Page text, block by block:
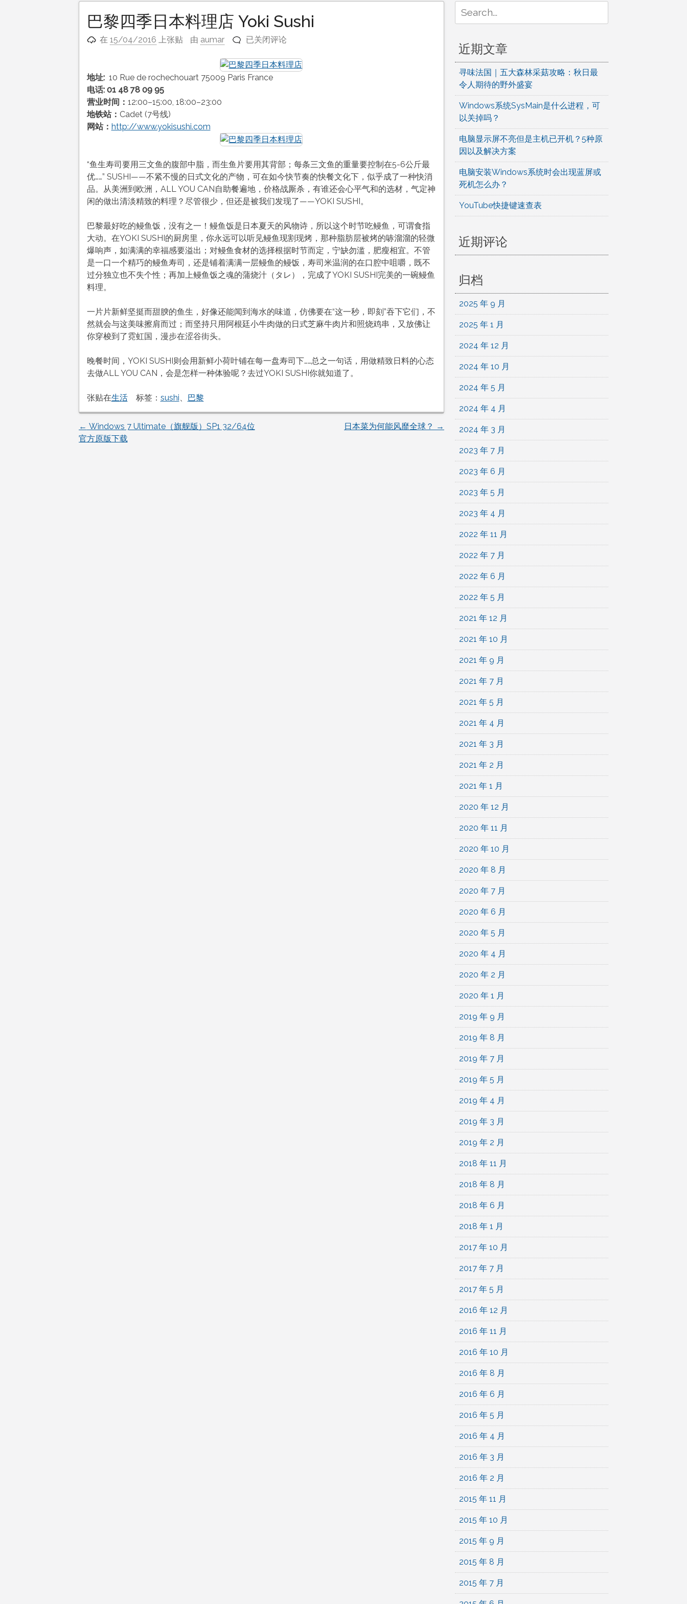
巴黎四季日本料理店 Yoki Sushi
在15/04/2016 上张贴 由 aumar
巴
四
季
店
Yoki
Sushi
已关闭评论
地址:10 Rue de rochechouart 75009 Paris France
电话: 01 48 78 09 95
营业时间： 12:00–15:00, 18:00–23:00
地铁站： Cadet (7号线)
网站： http://www.yokisushi.com
“鱼生寿司要用三文鱼的腹部中脂，而生鱼片要用其背部；每条三文鱼的重量要控制在5-6公斤最
优……” SUSHI——不紧不慢的日式文化的产物，可在如今快节奏的快餐文化下，似乎成了一种快消
品。从美洲到欧洲，ALL YOU CAN自助餐遍地，价格战厮杀，有谁还会心平气和的选材，气定神
闲的做出清淡精致的料理？尽管很少，但还是被我们发现了——YOKI SUSHI。
巴黎最好吃的鳗鱼饭，没有之一！鳗鱼饭是日本夏天的风物诗，所以这个时节吃鳗鱼，可谓食指
大动。在YOKI SUSHI的厨房里，你永远可以听见鳗鱼现割现烤，那种脂肪层被烤的哧溜溜的轻微
爆响声，如满满的幸福感要溢出；对鳗鱼食材的选择根据时节而定，宁缺勿滥，肥瘦相宜。不管
是一口一个精巧的鳗鱼寿司，还是铺着满满一层鳗鱼的鳗饭，寿司米温润的在口腔中咀嚼，既不
过分独立也不失个性；再加上鳗鱼饭之魂的蒲烧汁（タレ），完成了YOKI SUSHI完美的一碗鳗鱼
料理。
一片片新鲜坚挺而甜腴的鱼生，好像还能闻到海水的味道，仿佛要在“这一秒，即刻”吞下它们，不
然就会与这美味擦肩而过；而坚持只用阿根廷小牛肉做的日式芝麻牛肉片和照烧鸡串，又放佛让
你穿梭到了霓虹国，漫步在涩谷街头。
晚餐时间，YOKI SUSHI则会用新鲜小荷叶铺在每一盘寿司下……总之一句话，用做精致日料的心态
去做ALL YOU CAN，会是怎样一种体验呢？去过YOKI SUSHI你就知道了。
张贴在生活 标签： sushi 巴黎
文
← Windows 7 Ultimate（旗舰版）SP1 32/64位
官方原版下载
日本菜为何能风靡全球？ →
for:
近期文章
寻味法国｜五大森林采菇攻略：秋日最
令人期待的野外盛宴
Windows系统SysMain是什么进程，可
以关掉吗？
电脑显示屏不亮但是主机已开机？5种原
因以及解决方案
电脑安装Windows系统时会出现蓝屏或
死机怎么办？
YouTube快捷键速查表
近期评论
归档
2025 年 9 月
2025 年 1 月
2024 年 12 月
2024 年 10 月
2024 年 5 月
2024 年 4 月
2024 年 3 月
2023 年 7 月
2023 年 6 月
2023 年 5 月
2023 年 4 月
2022 年 11 月
2022 年 7 月
2022 年 6 月
2022 年 5 月
2021 年 12 月
2021 年 10 月
2021 年 9 月
2021 年 7 月
2021 年 5 月
2021 年 4 月
2021 年 3 月
2021 年 2 月
2021 年 1 月
2020 年 12 月
2020 年 11 月
2020 年 10 月
2020 年 8 月
2020 年 7 月
2020 年 6 月
2020 年 5 月
2020 年 4 月
2020 年 2 月
2020 年 1 月
2019 年 9 月
2019 年 8 月
2019 年 7 月
2019 年 5 月
2019 年 4 月
2019 年 3 月
2019 年 2 月
2018 年 11 月
2018 年 8 月
2018 年 6 月
2018 年 1 月
2017 年 10 月
2017 年 7 月
2017 年 5 月
2016 年 12 月
2016 年 11 月
2016 年 10 月
2016 年 8 月
2016 年 6 月
2016 年 5 月
2016 年 4 月
2016 年 3 月
2016 年 2 月
2015 年 11 月
2015 年 10 月
2015 年 9 月
2015 年 8 月
2015 年 7 月